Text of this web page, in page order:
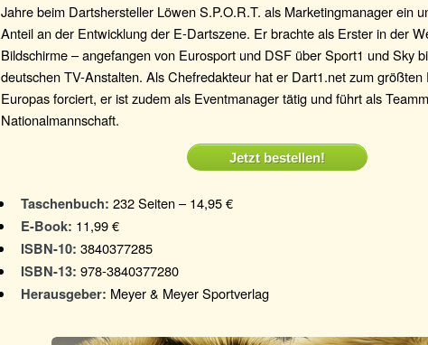
Jahre beim Dartshersteller Löwen S.P.O.R.T. als Marketingmanager ein
Anteil an der Entwicklung der E-Dartszene. Er brachte als Erster in der
Bildschirme – angefangen von Eurosport und DSF über Sport1 und Sky
deutschen TV-Anstalten. Als Chefredakteur hat er Dart1.net zum
Europas forciert, er ist zudem als Eventmanager tätig und führt als
Nationalmannschaft.
Jetzt bestellen!
Taschenbuch: 232 Seiten – 14,95 €
E-Book: 11,99 €
ISBN-10: 3840377285
ISBN-13: 978-3840377280
Herausgeber: Meyer & Meyer Sportverlag